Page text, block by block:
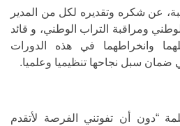
عن شكره وتقديره لكل من المدير
ومراقبة التراب الوطني، و قائد
وانخراطهما في هذه الدورات
ضمان سبل نجاحها تنظيميا وعلميا.
“دون أن تفوتني الفرصة لأتقدم